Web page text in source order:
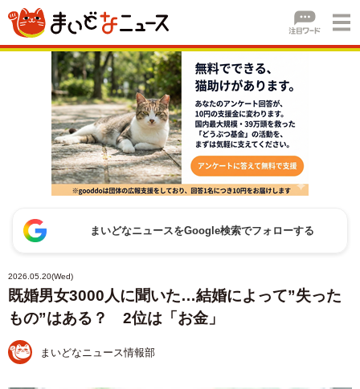
まいどなニュースをGoogle検索でフォローする
2026.05.20(Wed)
既婚男女3000人に聞いた…結婚によって”失った
もの”はある？ 2位は「お金」
まいどなニュース情報部